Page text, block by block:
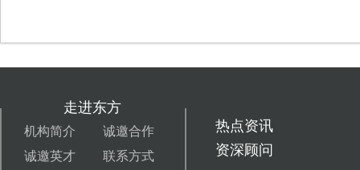
走进东方
机构简介
诚邀合作
诚邀英才
联系方式
热点资讯
资深顾问